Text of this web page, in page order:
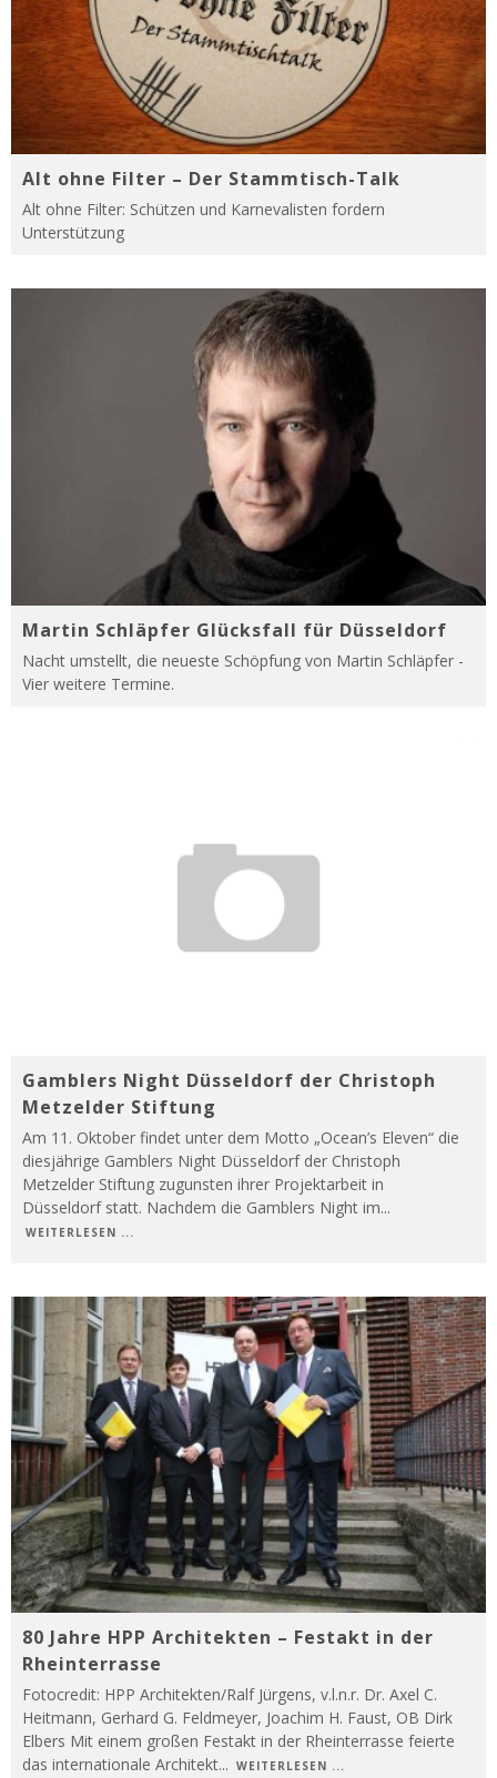
Alt ohne Filter – Der Stammtisch-Talk
Alt ohne Filter: Schützen und Karnevalisten fordern
Unterstützung
Martin Schläpfer Glücksfall für Düsseldorf
Nacht umstellt, die neueste Schöpfung von Martin Schläpfer -
Vier weitere Termine.
Gamblers Night Düsseldorf der Christoph
Metzelder Stiftung
Am 11. Oktober findet unter dem Motto „Ocean’s Eleven“ die
diesjährige Gamblers Night Düsseldorf der Christoph
Metzelder Stiftung zugunsten ihrer Projektarbeit in
Düsseldorf statt. Nachdem die Gamblers Night im...
WEITERLESEN ...
80 Jahre HPP Architekten – Festakt in der
Rheinterrasse
Fotocredit: HPP Architekten/Ralf Jürgens, v.l.n.r. Dr. Axel C.
Heitmann, Gerhard G. Feldmeyer, Joachim H. Faust, OB Dirk
Elbers Mit einem großen Festakt in der Rheinterrasse feierte
das internationale Architekt... WEITERLESEN ...